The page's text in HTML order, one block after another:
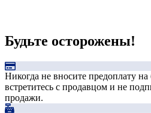
Будьте осторожены!
Никогда не вносите предоплату на
встретитесь с продавцом и не
продажи.